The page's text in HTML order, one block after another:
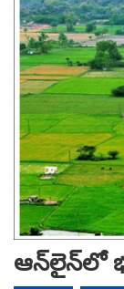
ఆన్‌లైన్‌లో